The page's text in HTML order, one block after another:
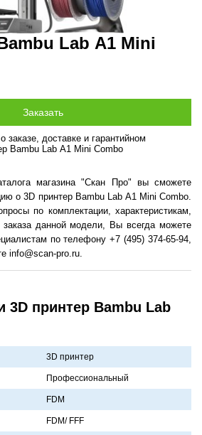
Lab А1 Mini
доставке и гарантийном
Bambu Lab А1 Mini Combo
магазина "Скан Про" вы сможете
о 3D принтер Bambu Lab А1 Mini Combo.
по комплектации, характеристикам,
данной модели, Вы всегда можете
по телефону +7 (495) 374-65-94,
info@scan-pro.ru.
3D принтер Bambu Lab
3D принтер
Профессионaльный
FDM
FDM/ FFF